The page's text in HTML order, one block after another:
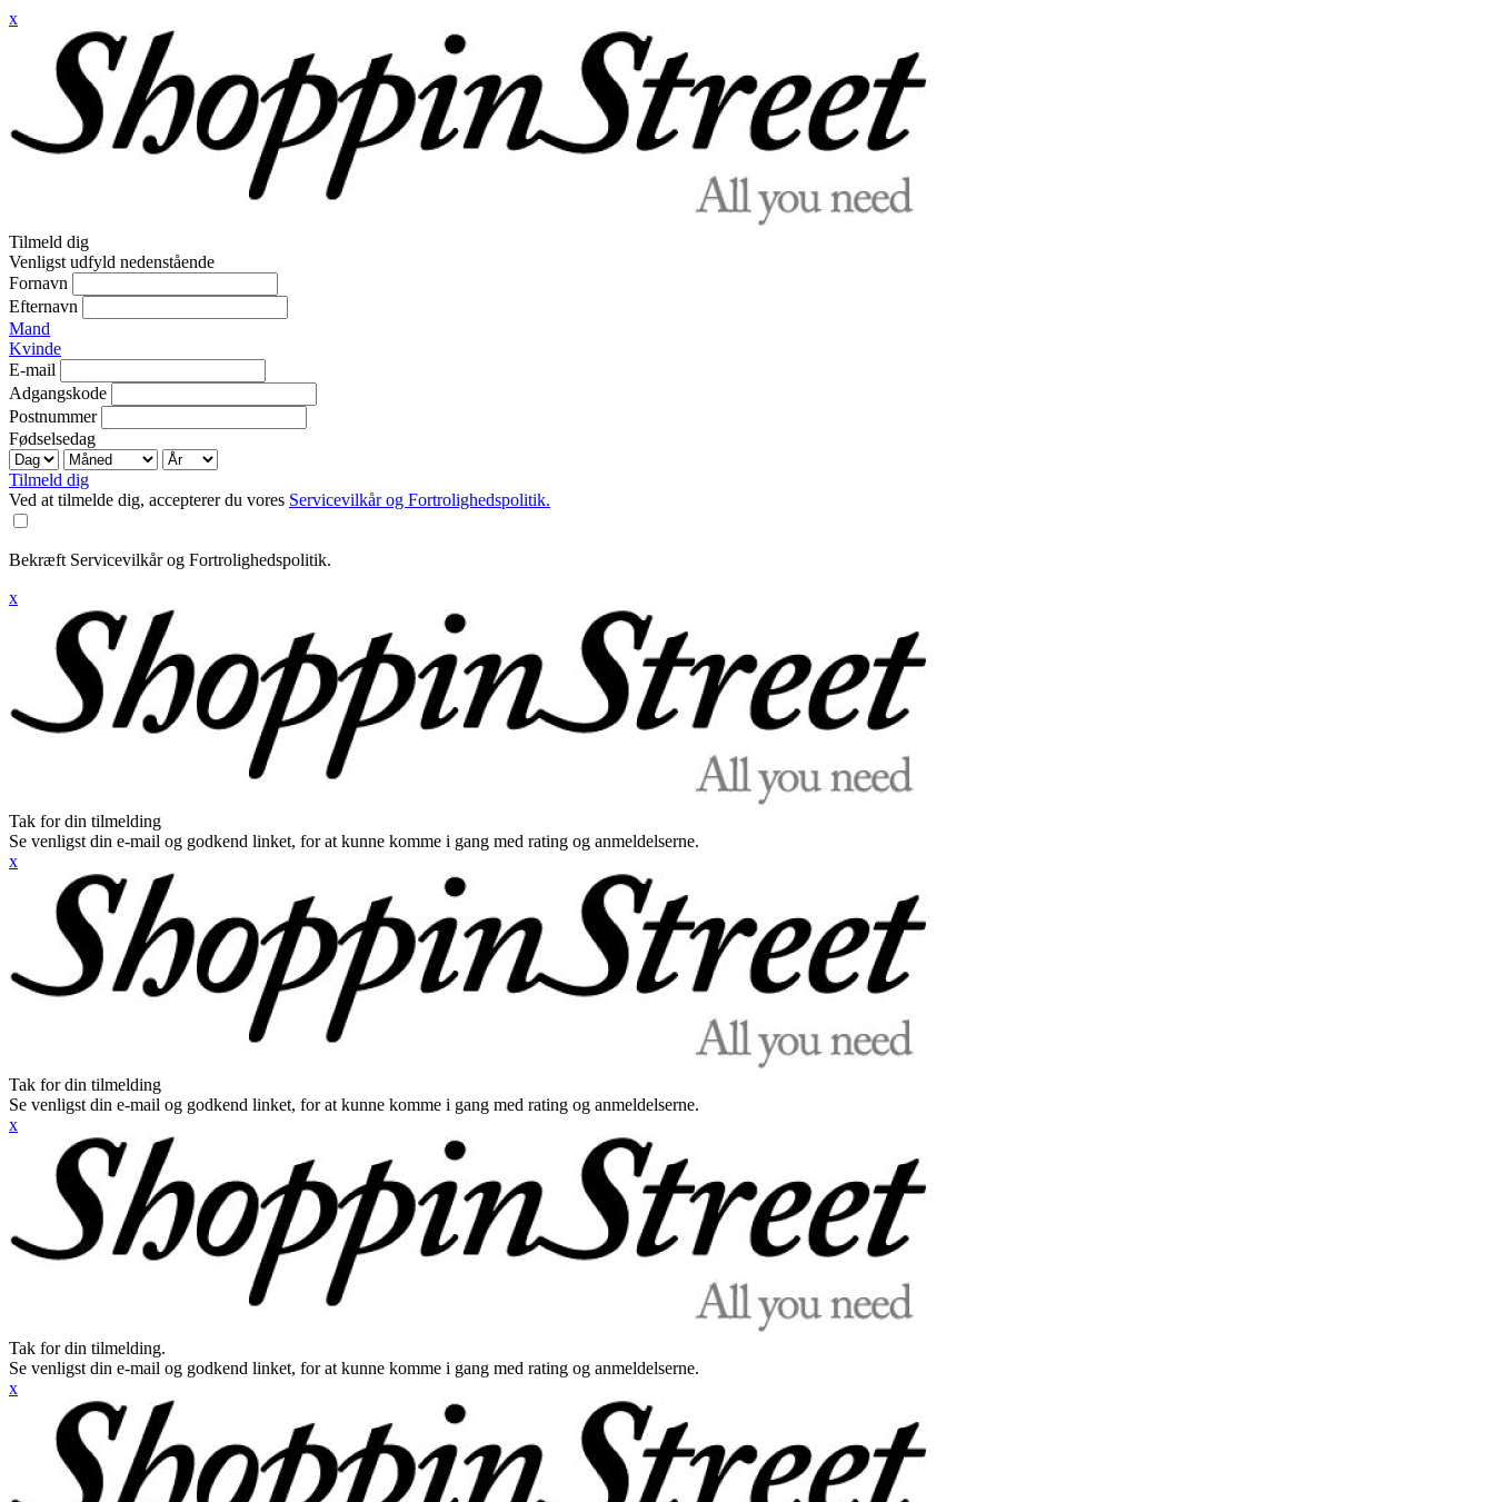
x
Tilmeld dig
Venligst udfyld nedenstående
Fornavn
Efternavn
Mand
Kvinde
E-mail
Adgangskode
Postnummer
Fødselsedag
Tilmeld dig
Ved at tilmelde dig, accepterer du vores Servicevilkår og Fortrolighedspolitik.
Bekræft Servicevilkår og Fortrolighedspolitik.
x
Tak for din tilmelding
Se venligst din e-mail og godkend linket, for at kunne komme i gang med rating og anmeldelserne.
x
Tak for din tilmelding
Se venligst din e-mail og godkend linket, for at kunne komme i gang med rating og anmeldelserne.
x
Tak for din tilmelding.
Se venligst din e-mail og godkend linket, for at kunne komme i gang med rating og anmeldelserne.
x